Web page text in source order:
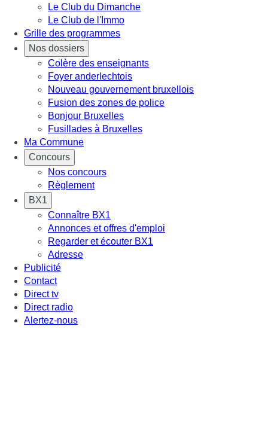
Le Club du Dimanche
Le Club de l'Immo
Grille des programmes
Nos dossiers
Colère des enseignants
Foyer anderlechtois
Nouveau gouvernement bruxellois
Fusion des zones de police
Bonjour Bruxelles
Fusillades à Bruxelles
Ma Commune
Concours
Nos concours
Règlement
BX1
Connaître BX1
Annonces et offres d'emploi
Regarder et écouter BX1
Adresse
Publicité
Contact
Direct tv
Direct radio
Alertez-nous